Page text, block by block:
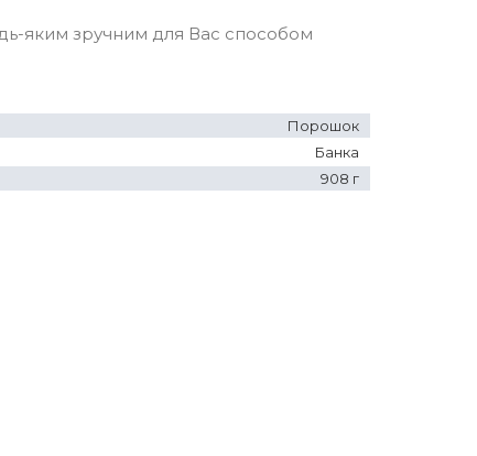
яким зручним для Вас способом
Порошок
Банка
908 г